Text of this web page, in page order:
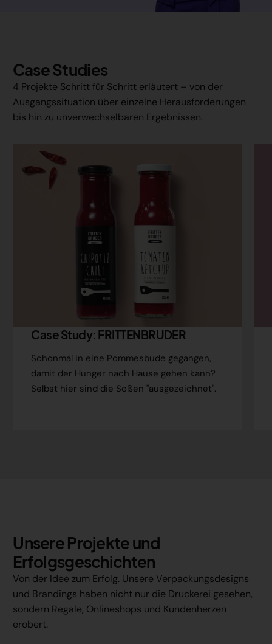
Case Studies
4 Projekte Schritt für Schritt erläutert – von der
Ausgangssituation über einzelne Herausforderungen
bis hin zu unverwechselbaren Ergebnissen.
Case Study: FRITTENBRUDER
Schonmal in eine Pommesbude gegangen,
damit der Hunger nach Hause gehen kann?
Selbst hier sind die Soßen "ausgezeichnet".
Unsere Projekte und
Erfolgsgeschichten
Von der Idee zum Erfolg. Unsere Verpackungsdesigns
und Brandings haben nicht nur die Druckerei gesehen,
sondern Regale, Onlineshops und Kundenherzen
erobert.